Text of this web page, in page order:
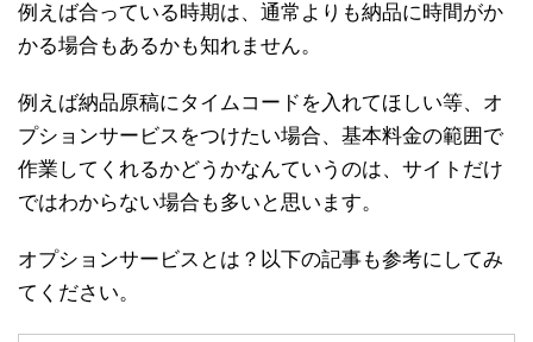
例えば合っている時期は、通常よりも納品に時間がか
かる場合もあるかも知れません。
例えば納品原稿にタイムコードを入れてほしい等、オ
プションサービスをつけたい場合、基本料金の範囲で
作業してくれるかどうかなんていうのは、サイトだけ
ではわからない場合も多いと思います。
オプションサービスとは？以下の記事も参考にしてみ
てください。